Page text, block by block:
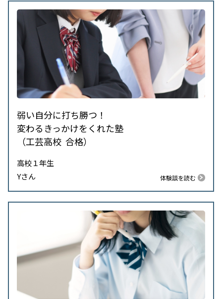
弱い自分に打ち勝つ！
変わるきっかけをくれた塾
（工芸高校 合格）
高校１年生
Yさん
体験談を読む